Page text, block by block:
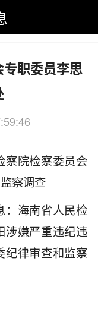
海南
职委员李思
察,委员会
察院检察委员会
察调查
南省人民检
涉嫌严重违纪违
纪律审查和监察